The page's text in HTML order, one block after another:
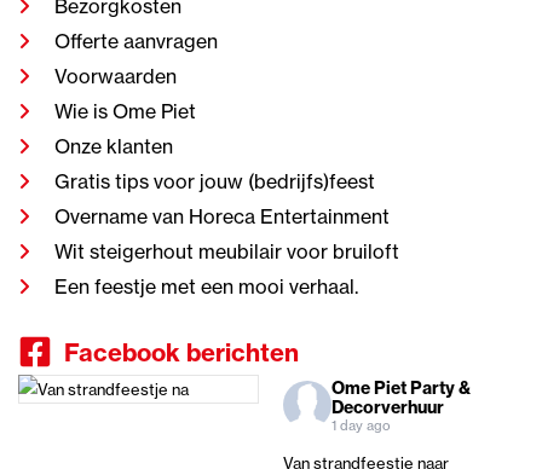
Bezorgkosten
Offerte aanvragen
Voorwaarden
Wie is Ome Piet
Onze klanten
Gratis tips voor jouw (bedrijfs)feest
Overname van Horeca Entertainment
Wit steigerhout meubilair voor bruiloft
Een feestje met een mooi verhaal.
Facebook berichten
Ome Piet Party &
Decorverhuur
1 day ago
Van strandfeestje naar